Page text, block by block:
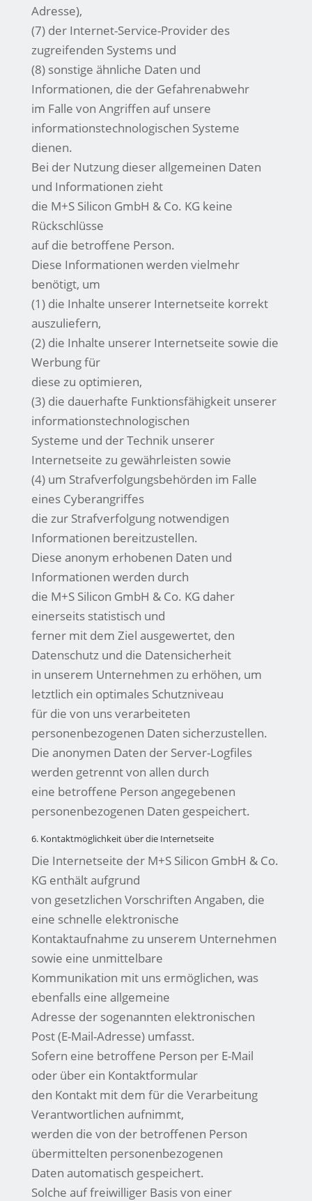
Adresse),
(7) der Internet-Service-Provider des
zugreifenden Systems und
(8) sonstige ähnliche Daten und
Informationen, die der Gefahrenabwehr
im Falle von Angriffen auf unsere
informationstechnologischen Systeme
dienen.
Bei der Nutzung dieser allgemeinen Daten
und Informationen zieht
die M+S Silicon GmbH & Co. KG keine
Rückschlüsse
auf die betroffene Person.
Diese Informationen werden vielmehr
benötigt, um
(1) die Inhalte unserer Internetseite korrekt
auszuliefern,
(2) die Inhalte unserer Internetseite sowie die
Werbung für
diese zu optimieren,
(3) die dauerhafte Funktionsfähigkeit unserer
informationstechnologischen
Systeme und der Technik unserer
Internetseite zu gewährleisten sowie
(4) um Strafverfolgungsbehörden im Falle
eines Cyberangriffes
die zur Strafverfolgung notwendigen
Informationen bereitzustellen.
Diese anonym erhobenen Daten und
Informationen werden durch
die M+S Silicon GmbH & Co. KG daher
einerseits statistisch und
ferner mit dem Ziel ausgewertet, den
Datenschutz und die Datensicherheit
in unserem Unternehmen zu erhöhen, um
letztlich ein optimales Schutzniveau
für die von uns verarbeiteten
personenbezogenen Daten sicherzustellen.
Die anonymen Daten der Server-Logfiles
werden getrennt von allen durch
eine betroffene Person angegebenen
personenbezogenen Daten gespeichert.
6. Kontaktmöglichkeit über die Internetseite
Die Internetseite der M+S Silicon GmbH & Co.
KG enthält aufgrund
von gesetzlichen Vorschriften Angaben, die
eine schnelle elektronische
Kontaktaufnahme zu unserem Unternehmen
sowie eine unmittelbare
Kommunikation mit uns ermöglichen, was
ebenfalls eine allgemeine
Adresse der sogenannten elektronischen
Post (E-Mail-Adresse) umfasst.
Sofern eine betroffene Person per E-Mail
oder über ein Kontaktformular
den Kontakt mit dem für die Verarbeitung
Verantwortlichen aufnimmt,
werden die von der betroffenen Person
übermittelten personenbezogenen
Daten automatisch gespeichert.
Solche auf freiwilliger Basis von einer